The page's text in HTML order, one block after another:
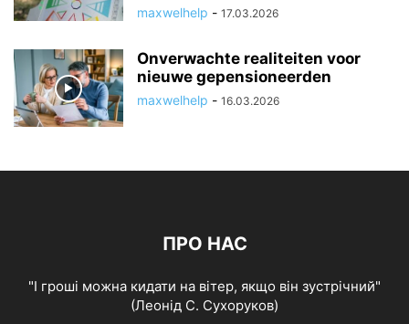
maxwelhelp - 17.03.2026
Onverwachte realiteiten voor
nieuwe gepensioneerden
maxwelhelp - 16.03.2026
ПРО НАС
"І гроші можна кидати на вітер, якщо він зустрічний"
(Леонід С. Сухоруков)